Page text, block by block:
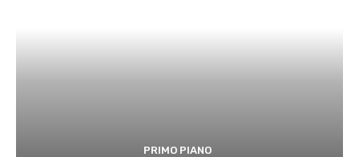
PRIMO PIANO